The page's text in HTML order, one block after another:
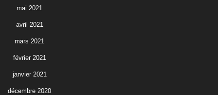
mai 2021
avril 2021
mars 2021
février 2021
janvier 2021
décembre 2020